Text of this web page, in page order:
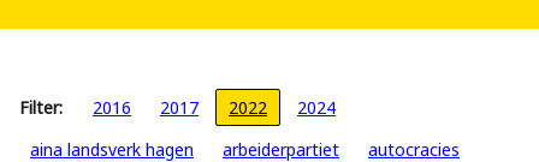
Filter: 2016 2017 2022
2024
aina landsverk hagen
arbeiderpartiet
autocracies